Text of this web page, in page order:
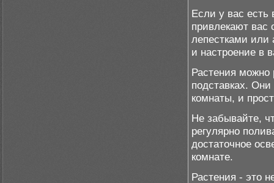
Если у вас есть
привлекают вас
лепестками или
и настроение в
Растения можно
подставках.
комнаты, и
Не забывайте,
регулярно
достаточное
комнате.
Растения - это